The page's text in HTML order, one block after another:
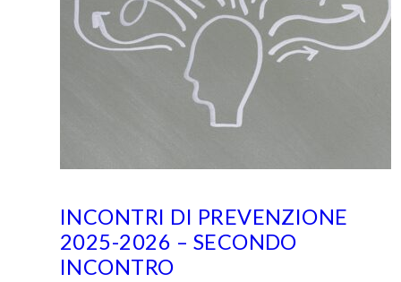
INCONTRI DI PREVENZIONE
2025-2026 – SECONDO
INCONTRO